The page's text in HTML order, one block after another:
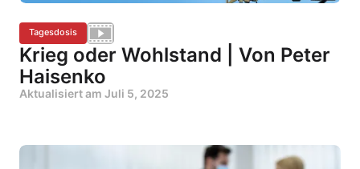
Tagesdosis
Krieg oder Wohlstand | Von Peter
Haisenko
Aktualisiert am Juli 5, 2025